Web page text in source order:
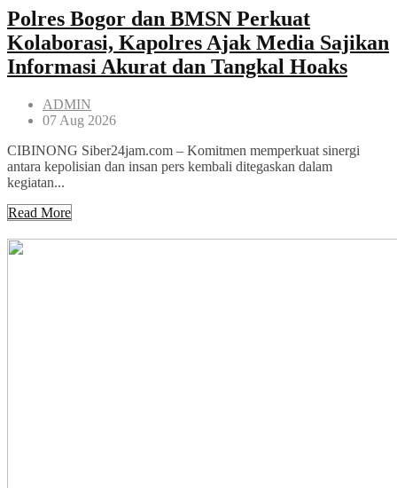
Polres Bogor dan BMSN Perkuat
Kolaborasi, Kapolres Ajak Media Sajikan
Informasi Akurat dan Tangkal Hoaks
ADMIN
07 Aug 2026
CIBINONG Siber24jam.com – Komitmen memperkuat sinergi
antara kepolisian dan insan pers kembali ditegaskan dalam
kegiatan...
Read More